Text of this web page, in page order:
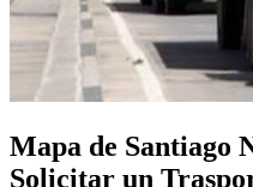
Mapa de Santiago
Solicitar un